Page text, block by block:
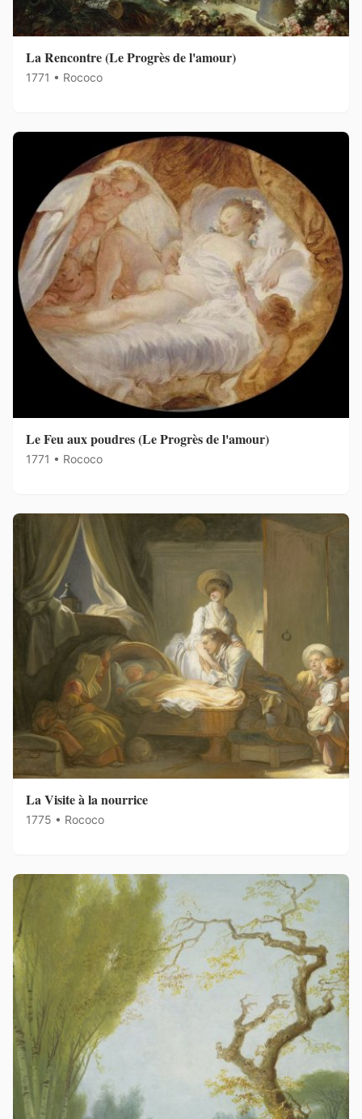
La Rencontre (Le Progrès de l'amour)
1771 • Rococo
Le Feu aux poudres (Le Progrès de l'amour)
1771 • Rococo
La Visite à la nourrice
1775 • Rococo